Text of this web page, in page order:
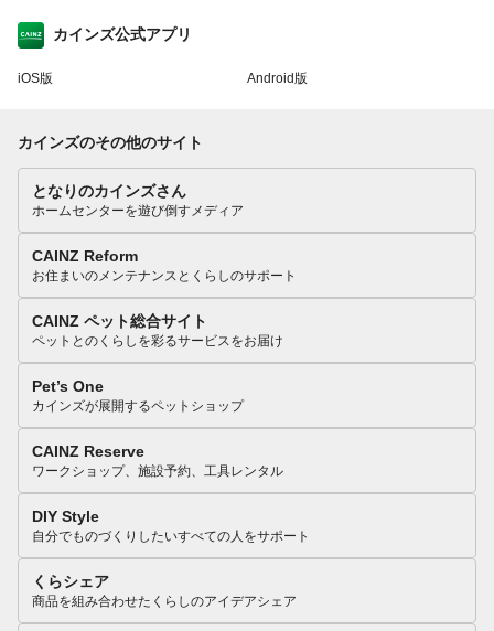
カインズ公式アプリ
iOS版 Android版
カインズのその他のサイト
となりのカインズさん
ホームセンターを遊び倒すメディア
CAINZ Reform
お住まいのメンテナンスとくらしのサポート
CAINZ ペット総合サイト
ペットとのくらしを彩るサービスをお届け
Pet’s One
カインズが展開するペットショップ
CAINZ Reserve
ワークショップ、施設予約、工具レンタル
DIY Style
自分でものづくりしたいすべての人をサポート
くらシェア
商品を組み合わせたくらしのアイデアシェア